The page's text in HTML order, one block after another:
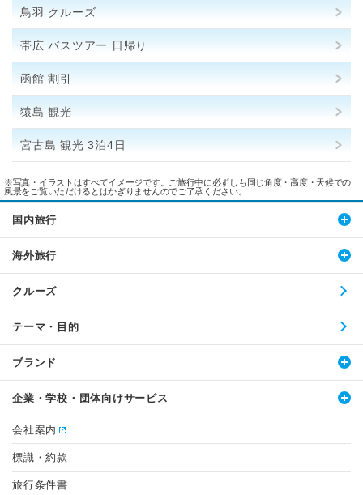
鳥羽 クルーズ
帯広 バスツアー 日帰り
函館 割引
猿島 観光
宮古島 観光 3泊4日
※写真・イラストはすべてイメージです。ご旅行中に必ずしも同じ角度・高度・天候での
風景をご覧いただけるとはかぎりませんのでご了承ください。
国内旅行
海外旅行
クルーズ
テーマ・目的
ブランド
企業・学校・団体向けサービス
会社案内
標識・約款
旅行条件書